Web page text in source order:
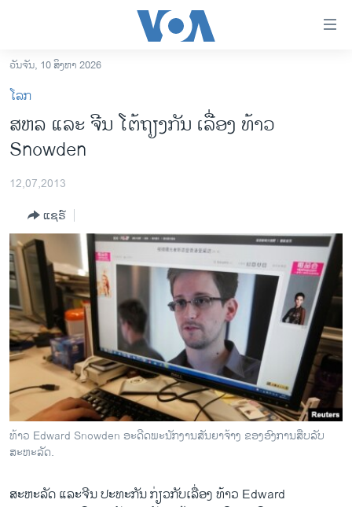
ເຂົ້າ
ຫາ
ຂ້າມ
ຂ້າມ
ຫາ
ອາເມຣິກາ
ຂ່າວ​ຈີນ
ໂລກ
ເອເຊຍ
ອິດສະຫຼະພາບດ້ານການຂ່າວ
ຊີວິດຊາວລາວ
ຊຸມຊົນຊາວລາວ
ວິທະຍາສາດ-ເທັກໂນໂລຈີ
ທຸລະກິດ
ພາສາອັງກິດ
ວີດີໂອ
ວັນຈັນ, 10 ສິງຫາ 2026
ໂລກ
ສຫລ ແລະ ຈີນ ໂຕ້ຖຽງກັນ ເລື່ອງ ທ້າວ
Snowden
12,07,2013
ແຊຣ໌
ທ້າວ Edward Snowden ອະດີດພະນັກງານສັນຍາຈ້າງ ຂອງອົງການສືບລັບ
ສະຫະລັດ.
ສະຫະລັດ ແລະຈີນ ປະທະກັນ ກ່ຽວກັບເລື່ອງ ທ້າວ Edward